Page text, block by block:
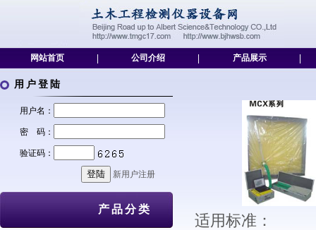
网站首页 公司介绍 产品展示
用户登陆
用户名：
密 码：
验证码：
新用户注册
产品分类
适用标准：